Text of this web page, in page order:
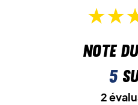
Note
5
2